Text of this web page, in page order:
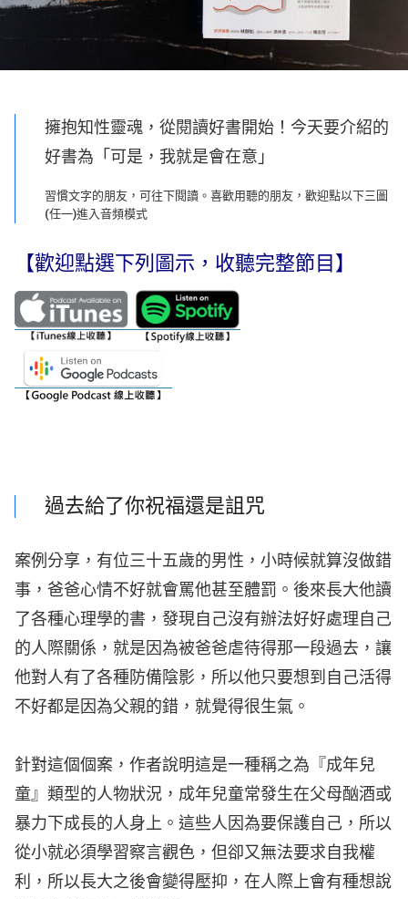
擁抱知性靈魂，從閱讀好書開始！今天要介紹的
好書為「可是，我就是會在意」
習慣文字的朋友，可往下閱讀。喜歡用聽的朋友，歡迎點以下三圖
(任一)進入音頻模式
【歡迎點選下列圖示，收聽完整節目】
過去給了你祝福還是詛咒
案例分享，有位三十五歲的男性，小時候就算沒做錯
事，爸爸心情不好就會罵他甚至體罰。後來長大他讀
了各種心理學的書，發現自己沒有辦法好好處理自己
的人際關係，就是因為被爸爸虐待得那一段過去，讓
他對人有了各種防備陰影，所以他只要想到自己活得
不好都是因為父親的錯，就覺得很生氣。
針對這個個案，作者說明這是一種稱之為『成年兒
童』類型的人物狀況，成年兒童常發生在父母酗酒或
暴力下成長的人身上。這些人因為要保護自己，所以
從小就必須學習察言觀色，但卻又無法要求自我權
利，所以長大之後會變得壓抑，在人際上會有種想說